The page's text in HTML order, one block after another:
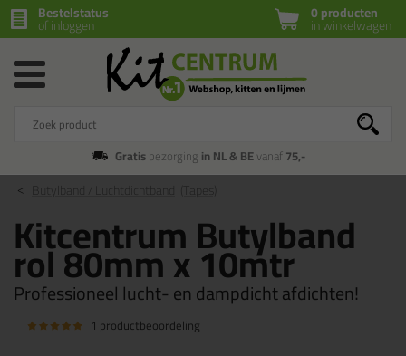
0 producten
in winkelwagen
Bestelstatus
of inloggen
Gratisbezorging in NL & BEvanaf75,-
Kitcentrum Butylband
rol 80mm x 10mtr
Professioneel lucht- en dampdicht afdichten!
1 productbeoordeling